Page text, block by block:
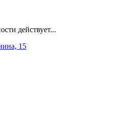
действует...
15